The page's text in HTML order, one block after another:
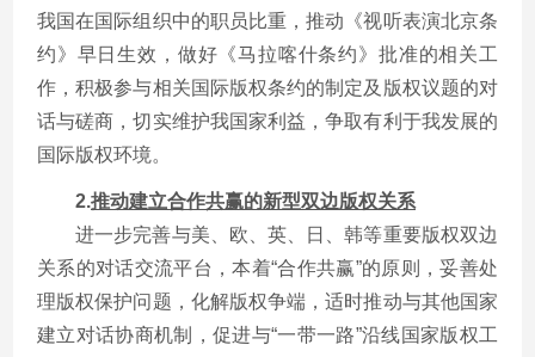
我国在国际组织中的职员比重，推动《视听表演北京条
约》早日生效，做好《马拉喀什条约》批准的相关工
作，积极参与相关国际版权条约的制定及版权议题的对
话与磋商，切实维护我国家利益，争取有利于我发展的
国际版权环境。
2.推动建立合作共赢的新型双边版权关系
进一步完善与美、欧、英、日、韩等重要版权双边
关系的对话交流平台，本着“合作共赢”的原则，妥善处
理版权保护问题，化解版权争端，适时推动与其他国家
建立对话协商机制，促进与“一带一路”沿线国家版权工